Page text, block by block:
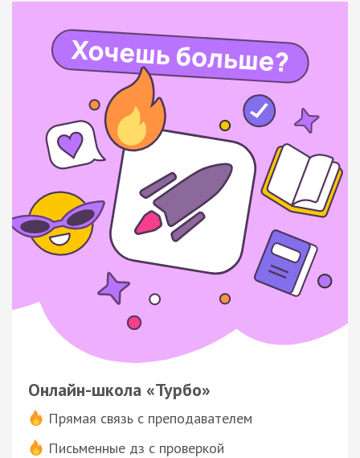
Онлайн-школа «Турбо»
Прямая связь с преподавателем
Письменные дз с проверкой